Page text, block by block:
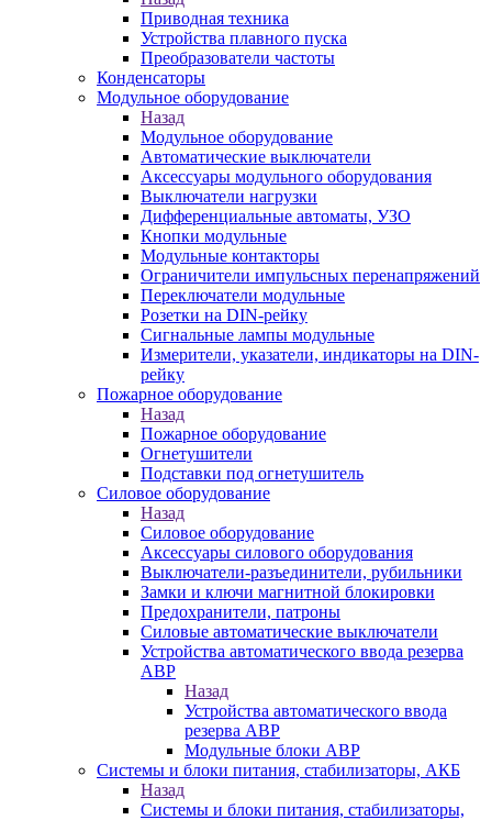
Приводная техника
Устройства плавного пуска
Преобразователи частоты
Конденсаторы
Модульное оборудование
Назад
Модульное оборудование
Автоматические выключатели
Аксессуары модульного оборудования
Выключатели нагрузки
Дифференциальные автоматы, УЗО
Кнопки модульные
Модульные контакторы
Ограничители импульсных перенапряжений
Переключатели модульные
Розетки на DIN-рейку
Сигнальные лампы модульные
Измерители, указатели, индикаторы на DIN-
рейку
Пожарное оборудование
Назад
Пожарное оборудование
Огнетушители
Подставки под огнетушитель
Силовое оборудование
Назад
Силовое оборудование
Аксессуары силового оборудования
Выключатели-разъединители, рубильники
Замки и ключи магнитной блокировки
Предохранители, патроны
Силовые автоматические выключатели
Устройства автоматического ввода резерва
АВР
Назад
Устройства автоматического ввода
резерва АВР
Модульные блоки АВР
Системы и блоки питания, стабилизаторы, АКБ
Назад
Системы и блоки питания, стабилизаторы,